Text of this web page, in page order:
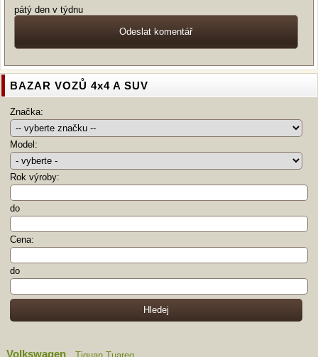
pátý den v týdnu
BAZAR VOZŮ 4x4 A SUV
Značka:
Model:
Rok výroby:
do
Cena:
do
Volkswagen